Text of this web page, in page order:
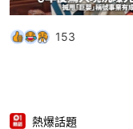
153
熱爆話題